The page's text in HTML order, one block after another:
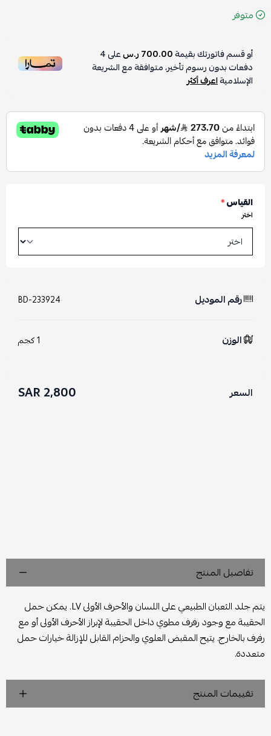
متوفر
أو قسم فاتورتك بقيمة700.00 ر.س على4
دفعات بدون رسوم تأخير، متوافقة مع الشريعة
الإسلاميةاعرف أكثر
القياس*
اختر
رقم الموديل BD-233924
الوزن 1 كجم
السعر 2,800 SAR
تفاصيل المنتج
يتم جلد الثعبان الطبيعي على اللسان والأحرف الأولى LV. يمكن حمل
الحقيبة مع وجود رفرف مطوي داخل الحقيبة لإبراز الأحرف الأولى أو مع
رفرف بالخارج. يتيح المقبض العلوي والحزام القابل للإزالة خيارات حمل
متعددة.
تقييمات المنتج